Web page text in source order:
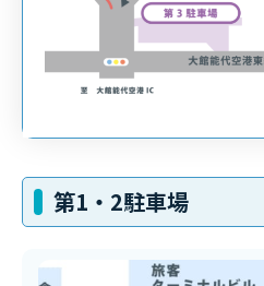
第1・2駐車場